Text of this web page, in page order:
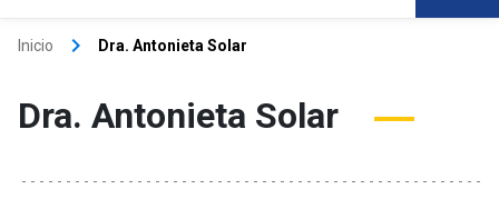
Inicio keyboard_arrow_right Dra. Antonieta Solar
Dra. Antonieta Solar